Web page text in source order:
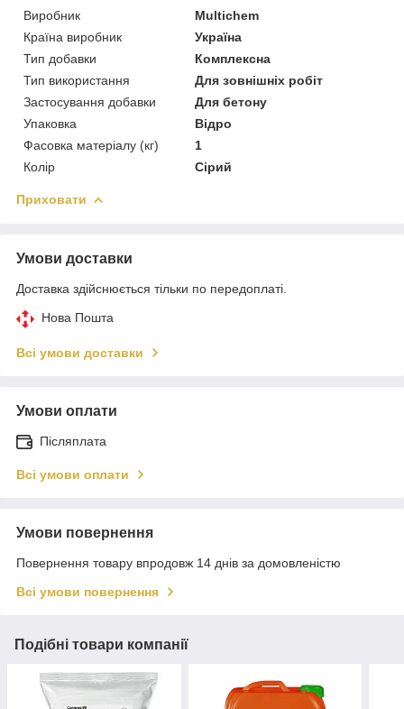
Виробник
Multichem
Країна виробник
Україна
Тип добавки
Комплексна
Тип використання
Для зовнішніх робіт
Застосування добавки
Для бетону
Упаковка
Відро
Фасовка матеріалу (кг)
1
Колір
Сірий
Приховати
Умови доставки
Доставка здійснюється тільки по передоплаті.
Нова Пошта
Всі умови доставки
Умови оплати
Післяплата
Всі умови оплати
Умови повернення
Повернення товару впродовж 14 днів за домовленістю
Всі умови повернення
Подібні товари компанії